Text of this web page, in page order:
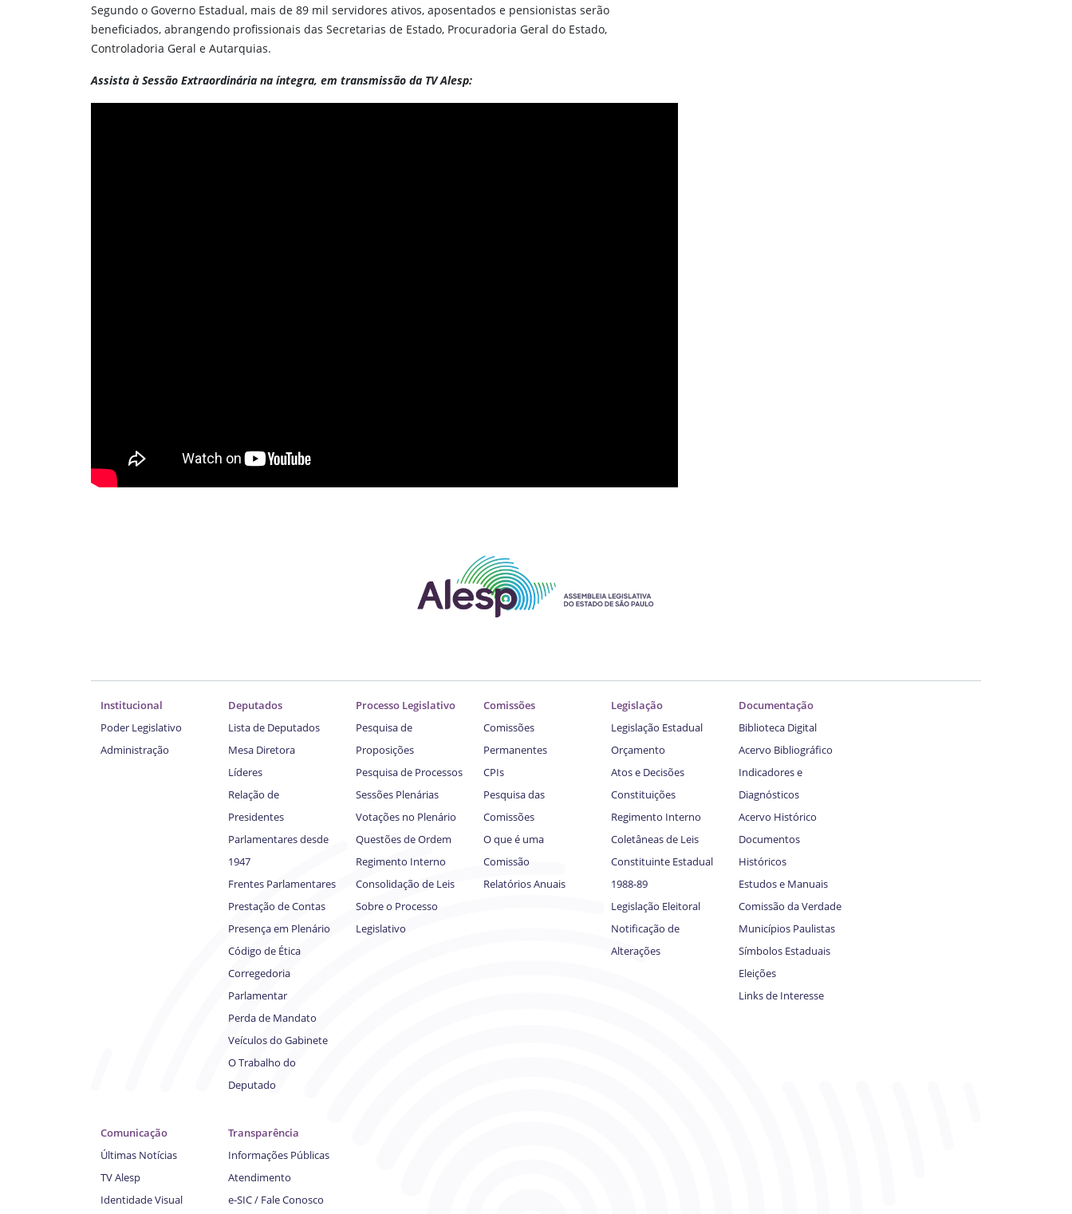
Segundo o Governo Estadual, mais de 89 mil servidores ativos, aposentados e pensionistas serão
beneficiados, abrangendo profissionais das Secretarias de Estado, Procuradoria Geral do Estado,
Controladoria Geral e Autarquias.
Assista à Sessão Extraordinária na íntegra, em transmissão da TV Alesp:
Institucional
Poder Legislativo
Administração
Deputados
Lista de Deputados
Mesa Diretora
Líderes
Relação de
Presidentes
Parlamentares desde
1947
Frentes Parlamentares
Prestação de Contas
Presença em Plenário
Código de Ética
Corregedoria
Parlamentar
Perda de Mandato
Veículos do Gabinete
O Trabalho do
Deputado
Processo Legislativo
Pesquisa de
Proposições
Pesquisa de Processos
Sessões Plenárias
Votações no Plenário
Questões de Ordem
Regimento Interno
Consolidação de Leis
Sobre o Processo
Legislativo
Comissões
Comissões
Permanentes
CPIs
Pesquisa das
Comissões
O que é uma
Comissão
Relatórios Anuais
Legislação
Legislação Estadual
Orçamento
Atos e Decisões
Constituições
Regimento Interno
Coletâneas de Leis
Constituinte Estadual
1988-89
Legislação Eleitoral
Notificação de
Alterações
Documentação
Biblioteca Digital
Acervo Bibliográfico
Indicadores e
Diagnósticos
Acervo Histórico
Documentos
Históricos
Estudos e Manuais
Comissão da Verdade
Municípios Paulistas
Símbolos Estaduais
Eleições
Links de Interesse
Comunicação
Últimas Notícias
TV Alesp
Identidade Visual
Transparência
Informações Públicas
Atendimento
e-SIC / Fale Conosco